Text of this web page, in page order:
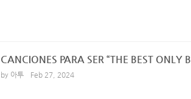
CANCIONES PARA SER “THE BEST ONLY B
by 아투 Feb 27, 2024